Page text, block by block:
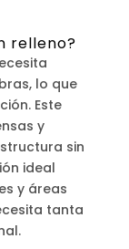
relleno?
lo que
Este
y
sin
ideal
y áreas
tanta